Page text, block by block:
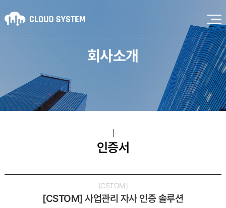
회사소개
인증서
CSTOM
[CSTOM] 사업관리 자사 인증 솔루션